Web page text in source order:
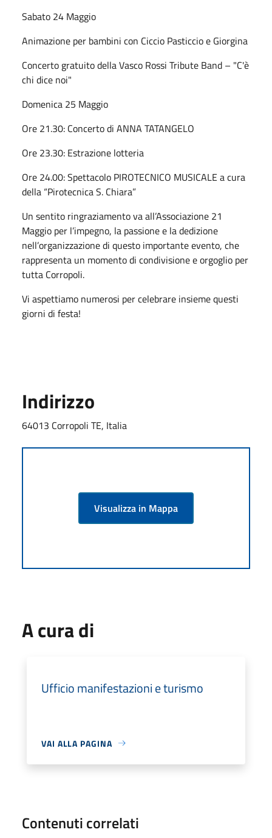
Sabato 24 Maggio
Animazione per bambini con Ciccio Pasticcio e Giorgina
Concerto gratuito della Vasco Rossi Tribute Band – "C'è
chi dice noi"
Domenica 25 Maggio
Ore 21.30: Concerto di ANNA TATANGELO
Ore 23.30: Estrazione lotteria
Ore 24.00: Spettacolo PIROTECNICO MUSICALE a cura
della “Pirotecnica S. Chiara”
Un sentito ringraziamento va all’Associazione 21
Maggio per l’impegno, la passione e la dedizione
nell’organizzazione di questo importante evento, che
rappresenta un momento di condivisione e orgoglio per
tutta Corropoli.
Vi aspettiamo numerosi per celebrare insieme questi
giorni di festa!
Indirizzo
64013 Corropoli TE, Italia
Visualizza in Mappa
A cura di
Ufficio manifestazioni e turismo
VAI ALLA PAGINA
Contenuti correlati